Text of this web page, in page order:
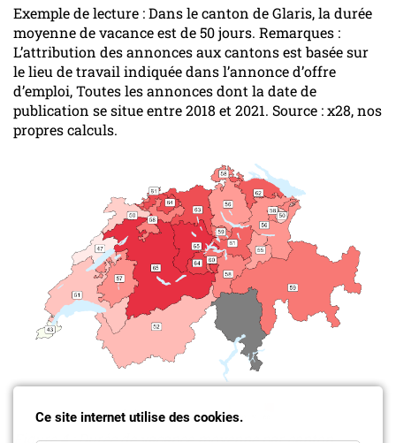
Exemple de lecture : Dans le canton de Glaris, la durée
moyenne de vacance est de 50 jours. Remarques :
L’attribution des annonces aux cantons est basée sur
le lieu de travail indiquée dans l’annonce d’offre
d’emploi, Toutes les annonces dont la date de
publication se situe entre 2018 et 2021. Source : x28, nos
propres calculs.
Figure 4 : Durée de vacance moyenne par canton,
Ce site internet utilise des cookies.